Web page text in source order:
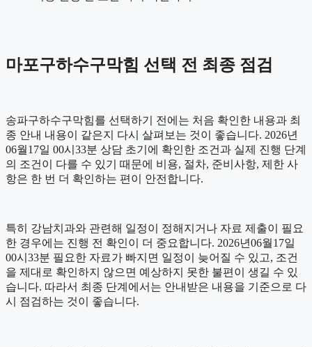
마포구하수구막힘 선택 전 최종 점검
송파구하수구막힘를 선택하기 전에는 처음 확인한 내용과 최
종 안내 내용이 같은지 다시 살펴보는 것이 좋습니다. 2026년
06월17일 00시33분 상담 초기에 확인한 조건과 실제 진행 단계
의 조건이 다를 수 있기 때문에 비용, 절차, 준비사항, 제한 사
항은 한 번 더 확인하는 편이 안전합니다.
특히 강남치과와 관련해 일정이 정해지거나 자료 제출이 필요
한 경우에는 진행 전 확인이 더 중요합니다. 2026년06월17일
00시33분 필요한 자료가 빠지면 일정이 늦어질 수 있고, 조건
을 제대로 확인하지 않으면 예상하지 못한 불편이 생길 수 있
습니다. 따라서 최종 단계에서는 안내받은 내용을 기준으로 다
시 점검하는 것이 좋습니다.